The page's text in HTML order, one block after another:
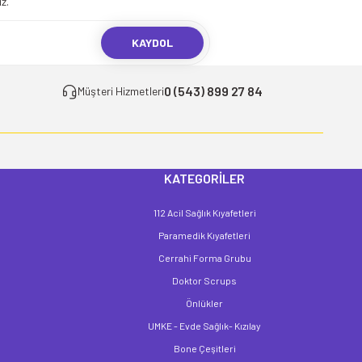
KAYDOL
Müşteri Hizmetleri0 (543) 899 27 84
KATEGORİLER
112 Acil Sağlık Kıyafetleri
Paramedik Kıyafetleri
Cerrahi Forma Grubu
Doktor Scrups
Önlükler
UMKE - Evde Sağlık- Kızılay
Bone Çeşitleri